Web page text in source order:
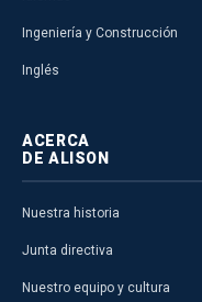
Ingeniería y Construcción
Inglés
ACERCA
DE ALISON
Nuestra historia
Junta directiva
Nuestro equipo y cultura